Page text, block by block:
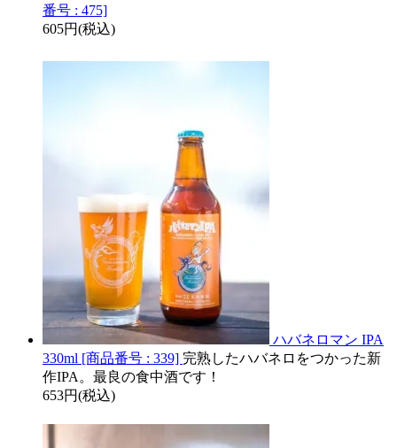
番号 : 475]
605円(税込)
ハバネロマン IPA
330ml [商品番号 : 339] 完熟したハバネロをつかった新
作IPA。最良の食中酒です！
653円(税込)